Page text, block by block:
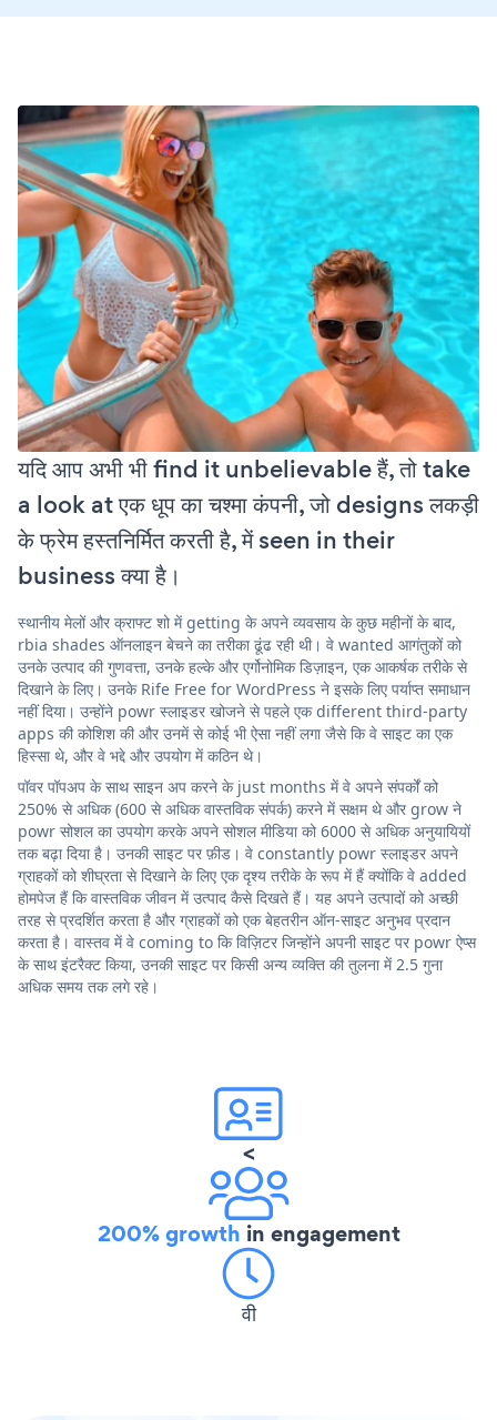
यदि आप अभी भी find it unbelievable हैं, तो take
a look at एक धूप का चश्मा कंपनी, जो designs लकड़ी
के फ्रेम हस्तनिर्मित करती है, में seen in their
business क्या है।
स्थानीय मेलों और क्राफ्ट शो में getting के अपने व्यवसाय के कुछ महीनों के बाद,
rbia shades ऑनलाइन बेचने का तरीका ढूंढ रही थी। वे wanted आगंतुकों को
उनके उत्पाद की गुणवत्ता, उनके हल्के और एर्गोनोमिक डिज़ाइन, एक आकर्षक तरीके से
दिखाने के लिए। उनके Rife Free for WordPress ने इसके लिए पर्याप्त समाधान
नहीं दिया। उन्होंने powr स्लाइडर खोजने से पहले एक different third-party
apps की कोशिश की और उनमें से कोई भी ऐसा नहीं लगा जैसे कि वे साइट का एक
हिस्सा थे, और वे भद्दे और उपयोग में कठिन थे।
पॉवर पॉपअप के साथ साइन अप करने के just months में वे अपने संपर्कों को
250% से अधिक (600 से अधिक वास्तविक संपर्क) करने में सक्षम थे और grow ने
powr सोशल का उपयोग करके अपने सोशल मीडिया को 6000 से अधिक अनुयायियों
तक बढ़ा दिया है। उनकी साइट पर फ़ीड। वे constantly powr स्लाइडर अपने
ग्राहकों को शीघ्रता से दिखाने के लिए एक दृश्य तरीके के रूप में हैं क्योंकि वे added
होमपेज हैं कि वास्तविक जीवन में उत्पाद कैसे दिखते हैं। यह अपने उत्पादों को अच्छी
तरह से प्रदर्शित करता है और ग्राहकों को एक बेहतरीन ऑन-साइट अनुभव प्रदान
करता है। वास्तव में वे coming to कि विज़िटर जिन्होंने अपनी साइट पर powr ऐप्स
के साथ इंटरैक्ट किया, उनकी साइट पर किसी अन्य व्यक्ति की तुलना में 2.5 गुना
अधिक समय तक लगे रहे।
<
200% growth in engagement
वी